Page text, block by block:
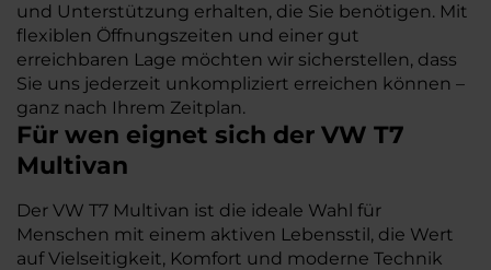
und Unterstützung erhalten, die Sie benötigen. Mit
flexiblen Öffnungszeiten und einer gut
erreichbaren Lage möchten wir sicherstellen, dass
Sie uns jederzeit unkompliziert erreichen können –
ganz nach Ihrem Zeitplan.
Für wen eignet sich der VW T7
Multivan
Der VW T7 Multivan ist die ideale Wahl für
Menschen mit einem aktiven Lebensstil, die Wert
auf Vielseitigkeit, Komfort und moderne Technik